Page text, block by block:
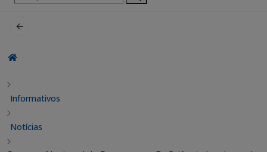
por:
Informativos
Notícias